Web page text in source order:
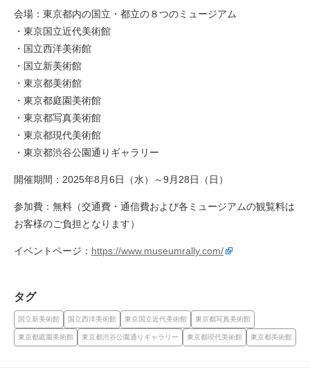
会場：東京都内の国立・都立の８つのミュージアム
・東京国立近代美術館
・国立西洋美術館
・国立新美術館
・東京都美術館
・東京都庭園美術館
・東京都写真美術館
・東京都現代美術館
・東京都渋谷公園通りギャラリー
開催期間：2025年8月6日（水）～9月28日（日）
参加費：無料（交通費・通信費および各ミュージアムの観覧料は
お客様のご負担となります）
イベントページ： https://www.museumrally.com/
タグ
国立新美術館 国立西洋美術館 東京国立近代美術館 東京都写真美術館
東京都庭園美術館 東京都渋谷公園通りギャラリー 東京都現代美術館 東京都美術館